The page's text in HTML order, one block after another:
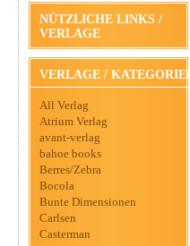
NÜTZLICHE LINKS /
VERLAGE
VERLAGE / KATEGORIEN
All Verlag
Atrium Verlag
avant-verlag
bahoe books
Berres/Zebra
Bocola
Bunte Dimensionen
Carlsen
Casterman